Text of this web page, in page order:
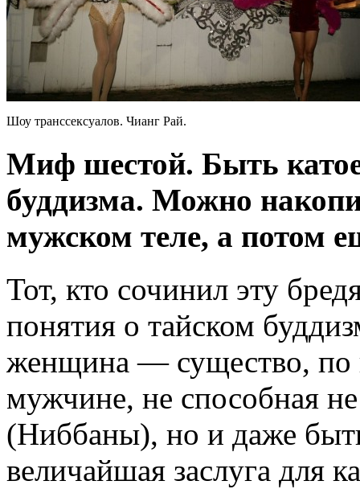
Шоу транссексуалов. Чианг Рай.
Миф шестой. Быть
буддизма. Можно
мужском теле, а потом
Тот, кто сочинил эту
понятия о тайском
женщина — существо, по
мужчине, не способная
(Ниббаны), но и даже
величайшая заслуга для